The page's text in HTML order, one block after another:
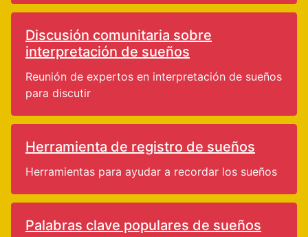
Discusión comunitaria sobre
interpretación de sueños
Reunión de expertos en interpretación de sueños
para discutir
Herramienta de registro de sueños
Herramientas para ayudar a recordar los sueños
Palabras clave populares de sueños